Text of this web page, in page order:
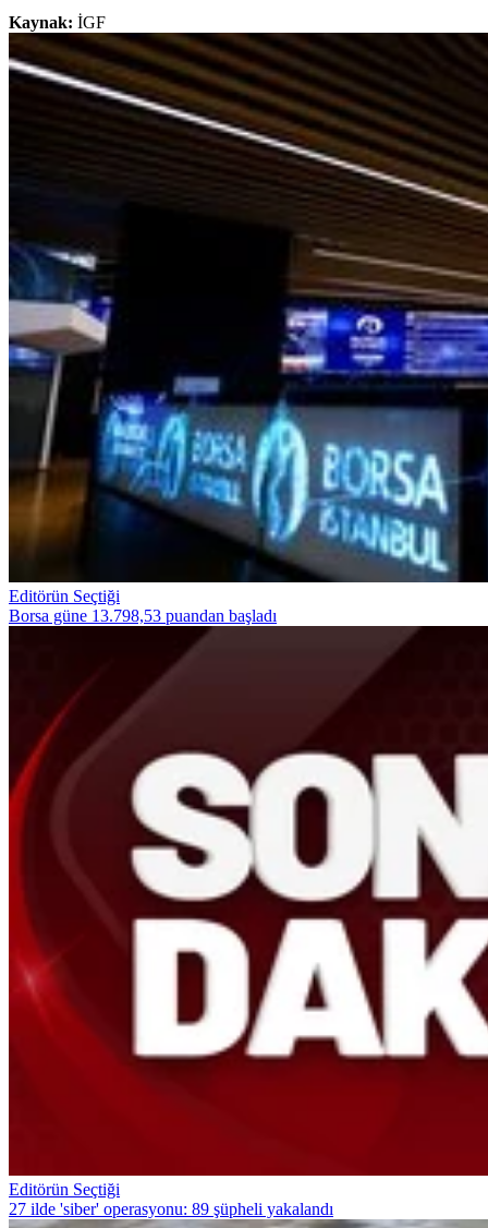
Kaynak: İGF
Editörün Seçtiği
Borsa güne 13.798,53 puandan başladı
Editörün Seçtiği
27 ilde 'siber' operasyonu: 89 şüpheli yakalandı